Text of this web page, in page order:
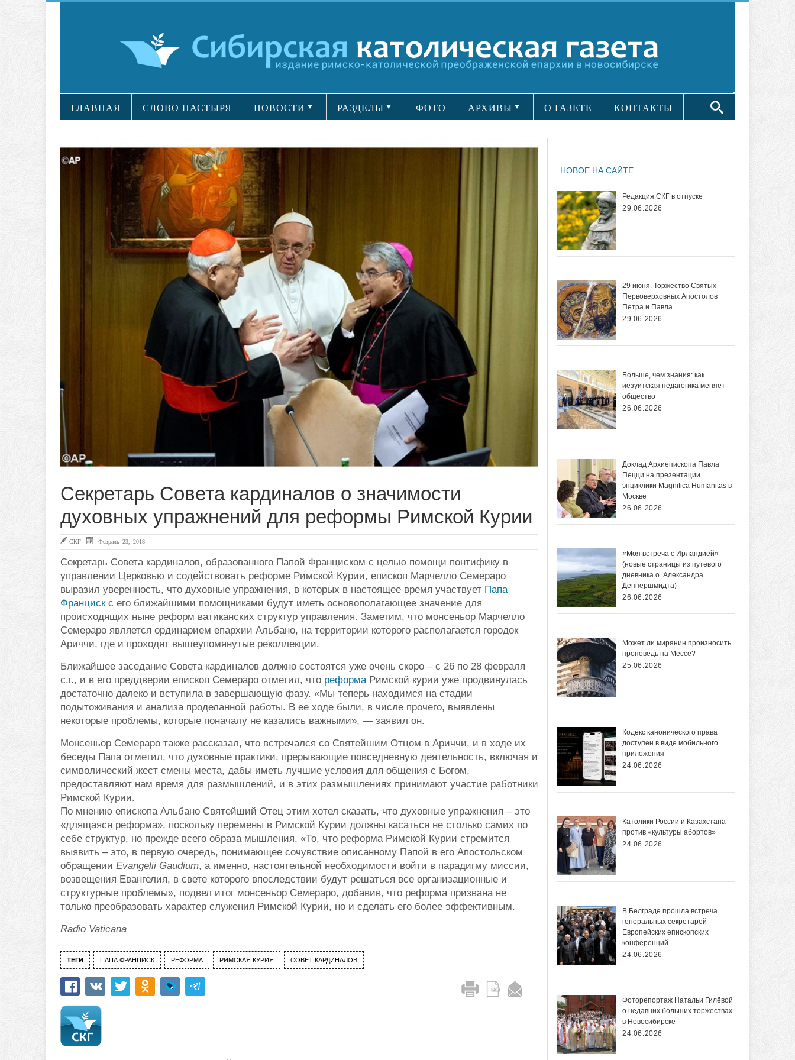
ГЛАВНАЯ СЛОВО ПАСТЫРЯ НОВОСТИ РАЗДЕЛЫ ФОТО АРХИВЫ О ГАЗЕТЕ КОНТАКТЫ
Секретарь Совета кардиналов о значимости
духовных упражнений для реформы Римской Курии
СКГ Февраль 23, 2018
Секретарь Совета кардиналов, образованного Папой Франциском с целью помощи понтифику в
управлении Церковью и содействовать реформе Римской Курии, епископ Марчелло Семераро
выразил уверенность, что духовные упражнения, в которых в настоящее время участвует Папа
Францискс его ближайшими помощниками будут иметь основополагающее значение для
происходящих ныне реформ ватиканских структур управления. Заметим, что монсеньор Марчелло
Семераро является ординарием епархии Альбано, на территории которого располагается городок
Ариччи, где и проходят вышеупомянутые реколлекции.
Ближайшее заседание Совета кардиналов должно состоятся уже очень скоро – с 26 по 28 февраля
с.г., и в его преддверии епископ Семераро отметил, что реформаРимской курии уже продвинулась
достаточно далеко и вступила в завершающую фазу. «Мы теперь находимся на стадии
подытоживания и анализа проделанной работы. В ее ходе были, в числе прочего, выявлены
некоторые проблемы, которые поначалу не казались важными», — заявил он.
Монсеньор Семераро также рассказал, что встречался со Святейшим Отцом в Ариччи, и в ходе их
беседы Папа отметил, что духовные практики, прерывающие повседневную деятельность, включая и
символический жест смены места, дабы иметь лучшие условия для общения с Богом,
предоставляют нам время для размышлений, и в этих размышлениях принимают участие работники
Римской Курии.
По мнению епископа Альбано Святейший Отец этим хотел сказать, что духовные упражнения – это
«длящаяся реформа», поскольку перемены в Римской Курии должны касаться не столько самих по
себе структур, но прежде всего образа мышления. «То, что реформа Римской Курии стремится
выявить – это, в первую очередь, понимающее сочувствие описанному Папой в его Апостольском
обращении Evangelii Gaudium, а именно, настоятельной необходимости войти в парадигму миссии,
возвещения Евангелия, в свете которого впоследствии будут решаться все организационные и
структурные проблемы», подвел итог монсеньор Семераро, добавив, что реформа призвана не
только преобразовать характер служения Римской Курии, но и сделать его более эффективным.
Radio Vaticana
ТЕГИ ПАПА ФРАНЦИСК РЕФОРМА РИМСКАЯ КУРИЯ СОВЕТ КАРДИНАЛОВ
НОВОЕ НА САЙТЕ
Редакция СКГ в отпуске
29.06.2026
29 июня. Торжество Святых
Первоверховных Апостолов
Петра и Павла
29.06.2026
Больше, чем знания: как
иезуитская педагогика меняет
общество
26.06.2026
Доклад Архиепископа Павла
Пецци на презентации
энциклики Magnifica Нumanitas в
Москве
26.06.2026
«Моя встреча с Ирландией»
(новые страницы из путевого
дневника о. Александра
Деппершмидта)
26.06.2026
Может ли мирянин произносить
проповедь на Мессе?
25.06.2026
Кодекс канонического права
доступен в виде мобильного
приложения
24.06.2026
Католики России и Казахстана
против «культуры абортов»
24.06.2026
В Белграде прошла встреча
генеральных секретарей
Европейских епископских
конференций
24.06.2026
Фоторепортаж Натальи Гилёвой
о недавних больших торжествах
в Новосибирске
24.06.2026